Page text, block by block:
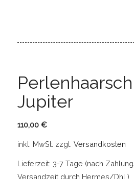
Jupiter
110,00 €
inkl. MwSt. zzgl. Versandkosten
Lieferzeit: 3-7 Tage (nach
Versandzeit durch Hermes/Dhl )